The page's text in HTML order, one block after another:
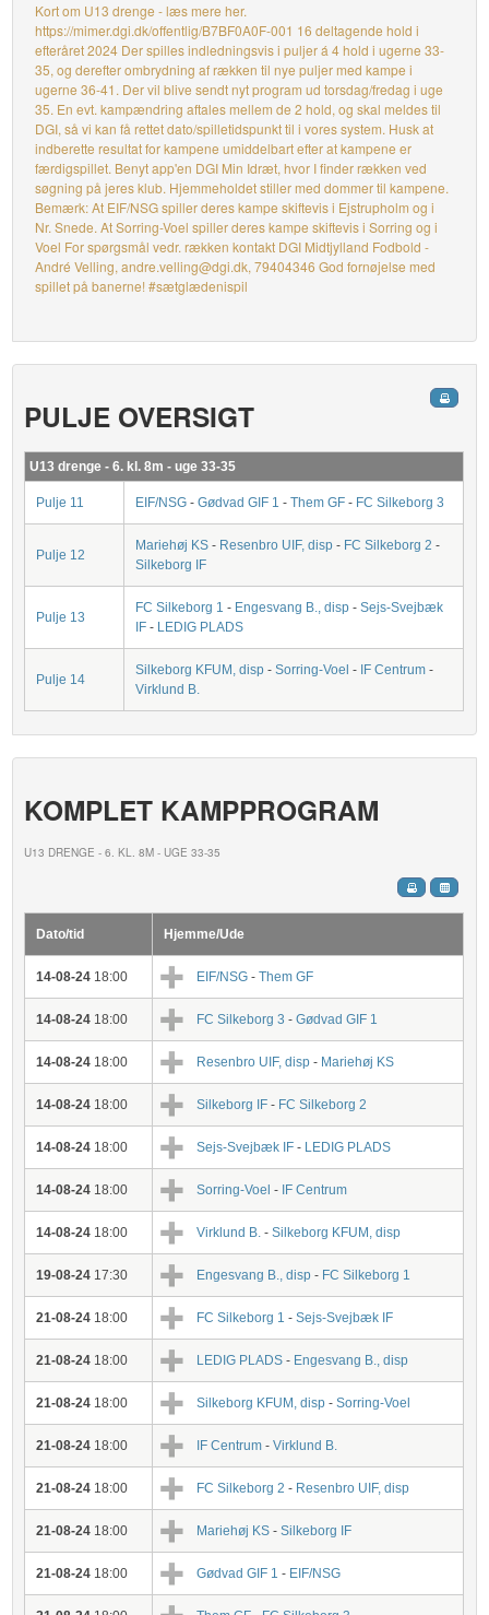
Kort om U13 drenge - læs mere her.
https://mimer.dgi.dk/offentlig/B7BF0A0F-001 16 deltagende hold i
efteråret 2024 Der spilles indledningsvis i puljer á 4 hold i ugerne 33-
35, og derefter ombrydning af rækken til nye puljer med kampe i
ugerne 36-41. Der vil blive sendt nyt program ud torsdag/fredag i uge
35. En evt. kampændring aftales mellem de 2 hold, og skal meldes til
DGI, så vi kan få rettet dato/spilletidspunkt til i vores system. Husk at
indberette resultat for kampene umiddelbart efter at kampene er
færdigspillet. Benyt app'en DGI Min Idræt, hvor I finder rækken ved
søgning på jeres klub. Hjemmeholdet stiller med dommer til kampene.
Bemærk: At EIF/NSG spiller deres kampe skiftevis i Ejstrupholm og i
Nr. Snede. At Sorring-Voel spiller deres kampe skiftevis i Sorring og i
Voel For spørgsmål vedr. rækken kontakt DGI Midtjylland Fodbold -
André Velling, andre.velling@dgi.dk, 79404346 God fornøjelse med
spillet på banerne! #sætglædenispil
PULJE OVERSIGT
U13 drenge - 6. kl. 8m - uge 33-35
Pulje 11 EIF/NSG -Gødvad GIF 1 -Them GF - FC Silkeborg 3
Pulje 12
Mariehøj KS- Resenbro UIF, disp - FC Silkeborg 2 -
Silkeborg IF
Pulje 13
FC Silkeborg 1 - Engesvang B., disp -Sejs-Svejbæk
IF - LEDIG PLADS
Pulje 14
Silkeborg KFUM, disp -Sorring-Voel - IF Centrum -
Virklund B.
KOMPLET KAMPPROGRAM
U13 DRENGE - 6. KL. 8M - UGE 33-35
Dato/tid Hjemme/Ude
14-08-24 18:00 EIF/NSG -Them GF
14-08-24 18:00 FC Silkeborg 3 -Gødvad GIF 1
14-08-24 18:00 Resenbro UIF, disp - Mariehøj KS
14-08-24 18:00 Silkeborg IF - FC Silkeborg 2
14-08-24 18:00 Sejs-Svejbæk IF - LEDIG PLADS
14-08-24 18:00 Sorring-Voel - IF Centrum
14-08-24 18:00 Virklund B. -Silkeborg KFUM, disp
19-08-24 17:30 Engesvang B., disp - FC Silkeborg 1
21-08-24 18:00 FC Silkeborg 1 -Sejs-Svejbæk IF
21-08-24 18:00 LEDIG PLADS - Engesvang B., disp
21-08-24 18:00 Silkeborg KFUM, disp -Sorring-Voel
21-08-24 18:00 IF Centrum -Virklund B.
21-08-24 18:00 FC Silkeborg 2 - Resenbro UIF, disp
21-08-24 18:00 Mariehøj KS-Silkeborg IF
21-08-24 18:00 Gødvad GIF 1 - EIF/NSG